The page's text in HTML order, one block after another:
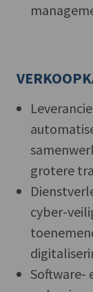
grotere
cyber-
Software-